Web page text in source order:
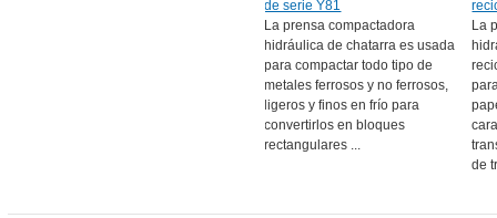
de serie Y81
La prensa compactadora
hidráulica de chatarra es usada
para compactar todo tipo de
metales ferrosos y no ferrosos,
ligeros y finos en frío para
convertirlos en bloques
rectangulares ...
La
de